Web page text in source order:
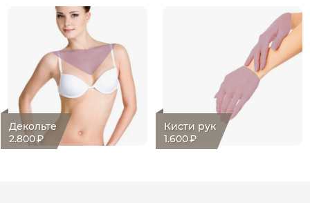
Декольте
2.800₽
Кисти рук
1.600₽